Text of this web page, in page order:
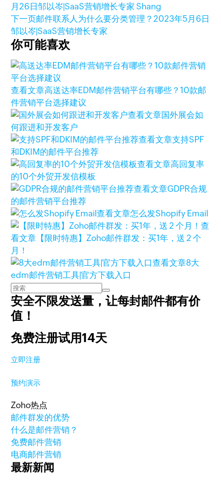
月26日邹以岑|SaaS营销增长专家 Shang
下一页邮件联系人为什么要分类管理？ 2023年5月6日
邹以岑|SaaS营销增长专家
你可能喜欢
查看文章高送达率EDM邮件营销平台有哪些？10款邮
件营销平台选择建议
查看文章国外展会如
何跟进和开发客户
查看文章支持SPF
和DKIM的邮件平台推荐
查看文章高回复率
的10个外贸开发信模板
查看文章GDPR合规
的邮件营销平台推荐
查看文章怎么发Shopify Email
查
看文章 【限时特惠】Zoho邮件群发：买1年，送 2 个
月！
查看文章8大
edm邮件营销工具|官方下载入口
安全不限发送量，让每封邮件都有价
值！
免费注册试用14天
立即注册
预约演示
Zoho热点
邮件群发的优势
什么是邮件营销？
免费邮件营销
电商邮件营销
最新新闻